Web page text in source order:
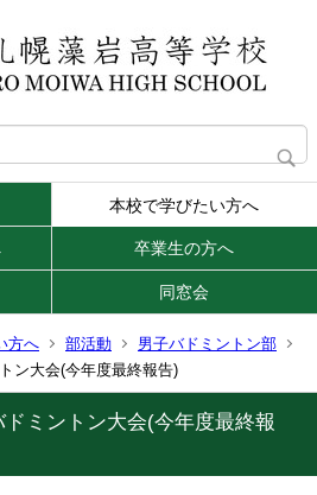
本校で学びたい方へ
卒業生の方へ
同窓会
方へ 部活動
男子バドミントン部
ン大会(今年度最終報告)
ミントン大会(今年度最終報